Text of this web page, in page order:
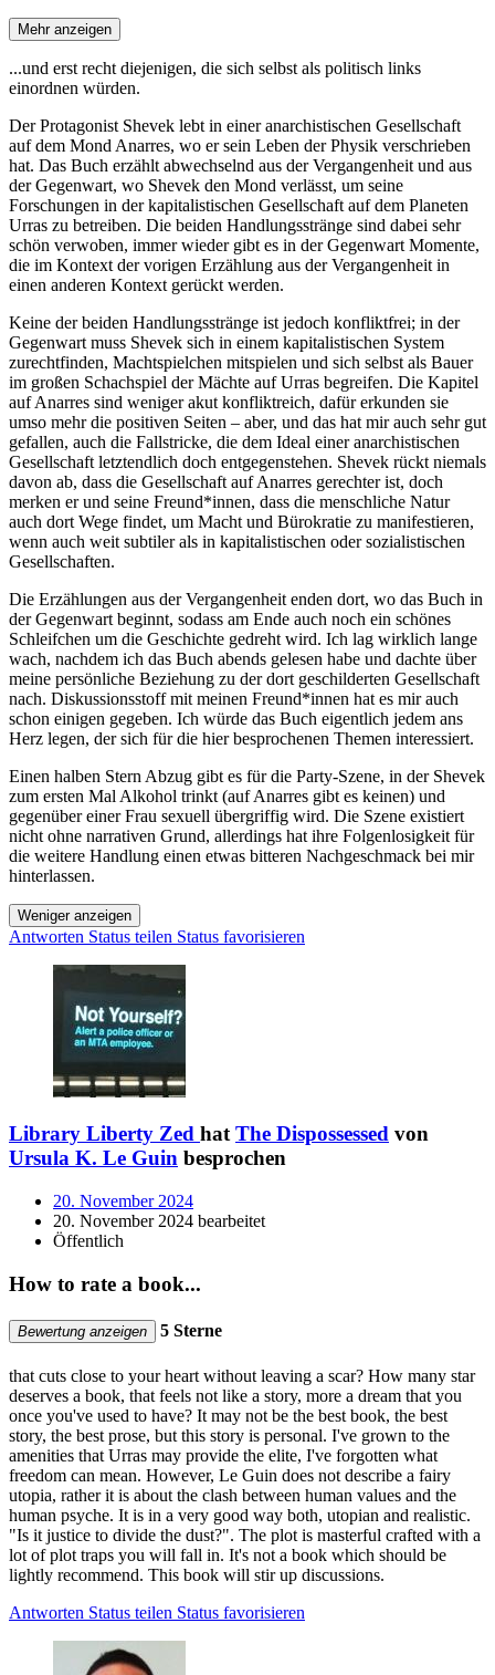
Mehr anzeigen
...und erst recht diejenigen, die sich selbst als politisch links
einordnen würden.
Der Protagonist Shevek lebt in einer anarchistischen Gesellschaft
auf dem Mond Anarres, wo er sein Leben der Physik verschrieben
hat. Das Buch erzählt abwechselnd aus der Vergangenheit und aus
der Gegenwart, wo Shevek den Mond verlässt, um seine
Forschungen in der kapitalistischen Gesellschaft auf dem Planeten
Urras zu betreiben. Die beiden Handlungsstränge sind dabei sehr
schön verwoben, immer wieder gibt es in der Gegenwart Momente,
die im Kontext der vorigen Erzählung aus der Vergangenheit in
einen anderen Kontext gerückt werden.
Keine der beiden Handlungsstränge ist jedoch konfliktfrei; in der
Gegenwart muss Shevek sich in einem kapitalistischen System
zurechtfinden, Machtspielchen mitspielen und sich selbst als Bauer
im großen Schachspiel der Mächte auf Urras begreifen. Die Kapitel
auf Anarres sind weniger akut konfliktreich, dafür erkunden sie
umso mehr die positiven Seiten – aber, und das hat mir auch sehr gut
gefallen, auch die Fallstricke, die dem Ideal einer anarchistischen
Gesellschaft letztendlich doch entgegenstehen. Shevek rückt niemals
davon ab, dass die Gesellschaft auf Anarres gerechter ist, doch
merken er und seine Freund*innen, dass die menschliche Natur
auch dort Wege findet, um Macht und Bürokratie zu manifestieren,
wenn auch weit subtiler als in kapitalistischen oder sozialistischen
Gesellschaften.
Die Erzählungen aus der Vergangenheit enden dort, wo das Buch in
der Gegenwart beginnt, sodass am Ende auch noch ein schönes
Schleifchen um die Geschichte gedreht wird. Ich lag wirklich lange
wach, nachdem ich das Buch abends gelesen habe und dachte über
meine persönliche Beziehung zu der dort geschilderten Gesellschaft
nach. Diskussionsstoff mit meinen Freund*innen hat es mir auch
schon einigen gegeben. Ich würde das Buch eigentlich jedem ans
Herz legen, der sich für die hier besprochenen Themen interessiert.
Einen halben Stern Abzug gibt es für die Party-Szene, in der Shevek
zum ersten Mal Alkohol trinkt (auf Anarres gibt es keinen) und
gegenüber einer Frau sexuell übergriffig wird. Die Szene existiert
nicht ohne narrativen Grund, allerdings hat ihre Folgenlosigkeit für
die weitere Handlung einen etwas bitteren Nachgeschmack bei mir
hinterlassen.
Weniger anzeigen
Antworten Status teilen Status favorisieren
Library Liberty Zed hatThe Dispossessed von
Ursula K. Le Guin besprochen
20. November 2024
20. November 2024 bearbeitet
Öffentlich
How to rate a book...
Bewertung anzeigen 5 Sterne
that cuts close to your heart without leaving a scar? How many star
deserves a book, that feels not like a story, more a dream that you
once you've used to have? It may not be the best book, the best
story, the best prose, but this story is personal. I've grown to the
amenities that Urras may provide the elite, I've forgotten what
freedom can mean. However, Le Guin does not describe a fairy
utopia, rather it is about the clash between human values and the
human psyche. It is in a very good way both, utopian and realistic.
"Is it justice to divide the dust?". The plot is masterful crafted with a
lot of plot traps you will fall in. It's not a book which should be
lightly recommend. This book will stir up discussions.
Antworten Status teilen Status favorisieren